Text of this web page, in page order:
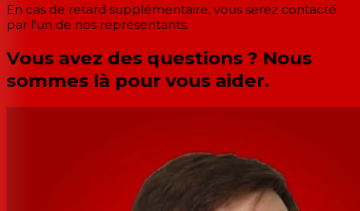
En cas de retard supplémentaire, vous serez contacté
par l'un de nos représentants.
Vous avez des questions ? Nous
sommes là pour vous aider.